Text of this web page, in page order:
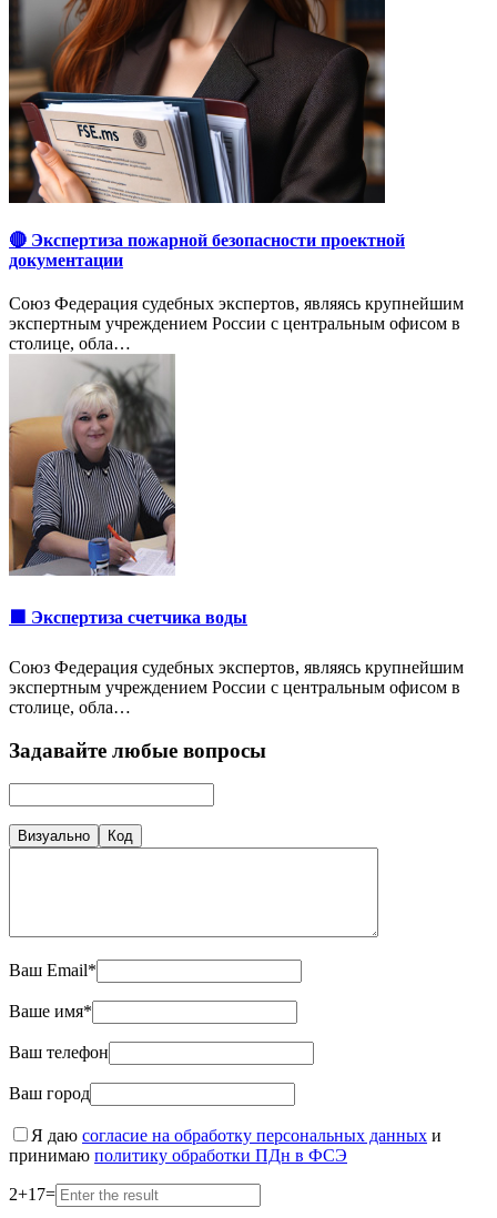
🔴 Экспертиза пожарной безопасности проектной
документации
Союз Федерация судебных экспертов, являясь крупнейшим
экспертным учреждением России с центральным офисом в
столице, обла…
🟩 Экспертиза счетчика воды
Союз Федерация судебных экспертов, являясь крупнейшим
экспертным учреждением России с центральным офисом в
столице, обла…
Задавайте любые вопросы
Визуально Код
Ваш Email*
Ваше имя*
Ваш телефон
Ваш город
Я даю согласие на обработку персональных данных и
принимаю политику обработки ПДн в ФСЭ
2+17=